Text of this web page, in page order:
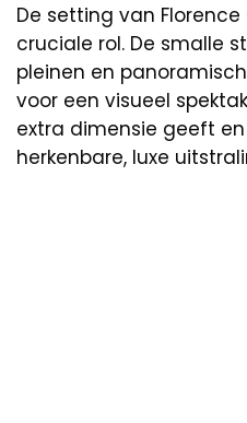
De setting van
cruciale rol. De smalle
pleinen en
voor een visueel
extra dimensie geeft
herkenbare, luxe